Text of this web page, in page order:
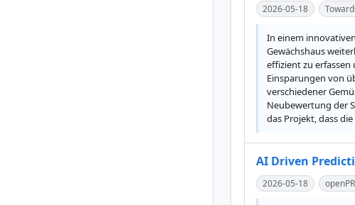
2026-05-18
In einem
Gewächshaus
effizient zu
Einsparungen von
verschiedener
Neubewertung der
das Projekt, dass
AI Driven
2026-05-18 openPR